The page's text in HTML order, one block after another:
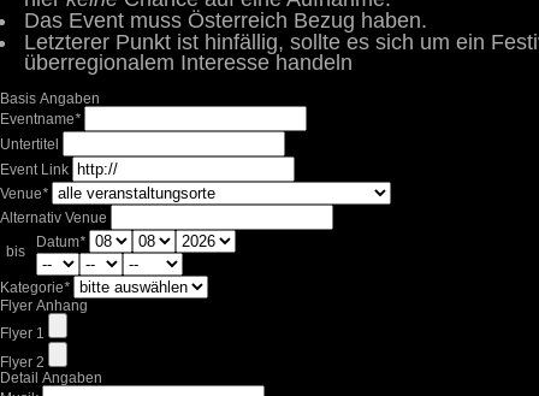
Das Event muss Österreich Bezug haben.
Letzterer Punkt ist hinfällig, sollte es sich um ein
überregionalem Interesse handeln
Basis Angaben
Eventname*
Untertitel
Event Link
Venue*
Alternativ Venue
Datum*
bis
Kategorie*
Flyer Anhang
Flyer 1
Flyer 2
Detail Angaben